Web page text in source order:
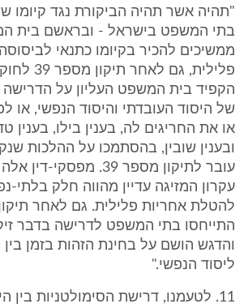
"תהיה אשר תהיה הביקורת נגד קיומו
בתי המשפט בישראל - ובראשם בית
ממשיכים להכיר בקיומו כתנאי
פלילית, גם
הקפיד בית המשפט העליון על הדרישה
של היסוד העובדתי והיסוד הנפשי, או
או את החריגים לה, בענין בילו, בענין
ובענין שובין, בהסתמכו על ההלכות
עובר לתיקון מספר 39.
עקרון המזיגה עדיין מהווה חלק בלתי-
התייחסו בתי המשפט לדרישה בדבר
והדגש הושם על בחינת הזהות בזמן בין
ליסוד הנפשי."
11. לטעמנו, דרישת הסימולטניות בין